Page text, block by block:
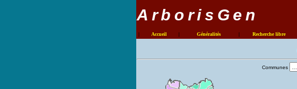
ArborisGen
| Accueil | Généralités | Recherche libre
Communes